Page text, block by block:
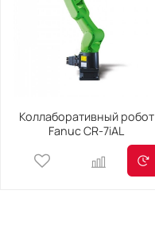
Коллаборативный робот
Fanuc CR-7iAL